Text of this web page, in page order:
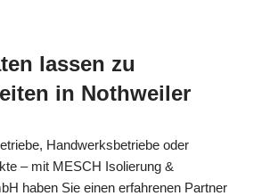
lassen zu
in Nothweiler
Handwerksbetriebe oder
– mit MESCH Isolierung &
haben Sie einen erfahrenen Partner